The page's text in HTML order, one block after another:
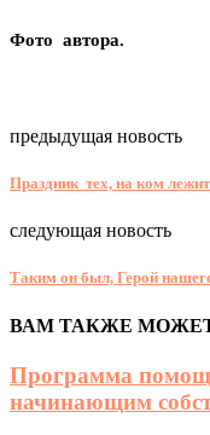
Фото автора.
предыдущая новость
Праздник тех, на ком
следующая новость
Таким он был, Герой
ВАМ ТАКЖЕ
Программа
начинающим